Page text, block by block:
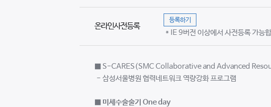
온라인사전등록
등록하기
* IE 9버전 이상에서 사전등록 가능
■ S-CARES(SMC Collaborative and Advanced
- 삼성서울병원 협력네트워크 역량강화 프로그램
■ 미세수술술기 One day